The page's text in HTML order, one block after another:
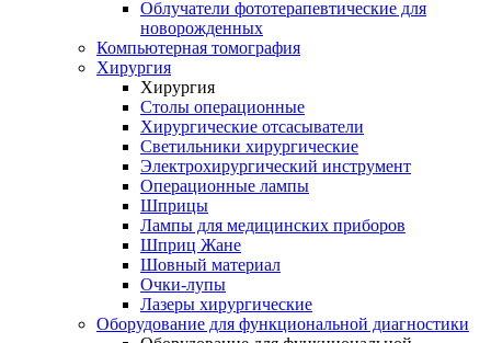
Облучатели фототерапевтические для
новорожденных
Компьютерная томография
Хирургия
Хирургия
Столы операционные
Хирургические отсасыватели
Светильники хирургические
Электрохирургический инструмент
Операционные лампы
Шприцы
Лампы для медицинских приборов
Шприц Жане
Шовный материал
Очки-лупы
Лазеры хирургические
Оборудование для функциональной диагностики